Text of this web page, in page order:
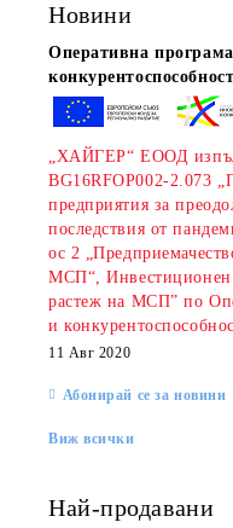
Новини
Оперативна
„ХАЙГЕР“ ЕООД
BG16RFOP002-2.073
предприятия за
последствия от
ос 2
МСП“, Инвестиционен
растеж на МСП” по
и
11 Авг 2020
Абонирай се за новини
Виж всички
Най-продавани